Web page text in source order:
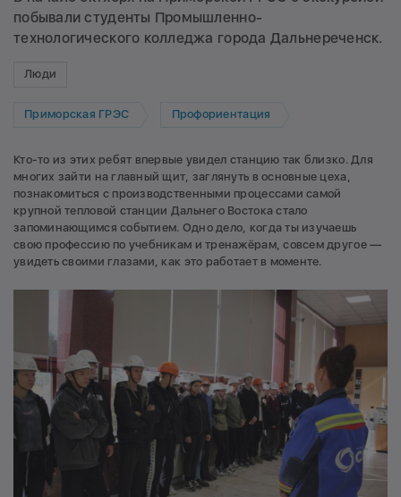
побывали студенты Промышленно-
технологического колледжа города Дальнереченск.
Люди
Приморская ГРЭС Профориентация
Кто-то из этих ребят впервые увидел станцию так близко. Для
многих зайти на главный щит, заглянуть в основные цеха,
познакомиться с производственными процессами самой
крупной тепловой станции Дальнего Востока стало
запоминающимся событием. Одно дело, когда ты изучаешь
свою профессию по учебникам и тренажёрам, совсем другое —
увидеть своими глазами, как это работает в моменте.